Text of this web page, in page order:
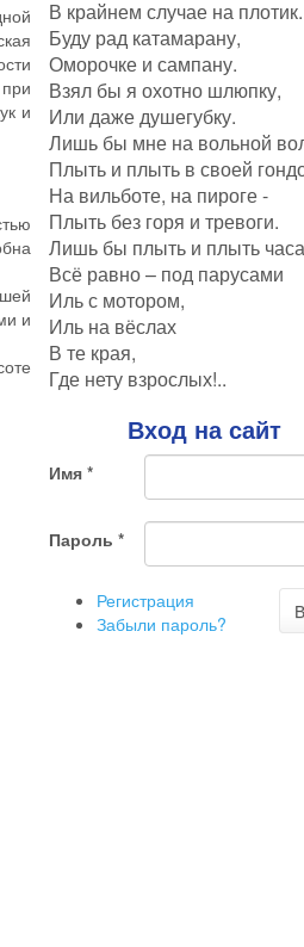
и
и
В крайнем случае на
Буду рад катамарану,
Оморочке и сампану.
Взял бы я охотно шлюпку,
Или даже душегубку.
Лишь бы мне на вольной
Плыть и плыть в своей
На вильботе, на пироге -
Плыть без горя и тревоги.
Лишь бы плыть и плыть
Всё равно – под парусами
Иль с мотором,
Иль на вёслах
В те края,
Где нету взрослых!..
Вход на сайт
Имя *
Пароль *
Регистрация
Забыли пароль?